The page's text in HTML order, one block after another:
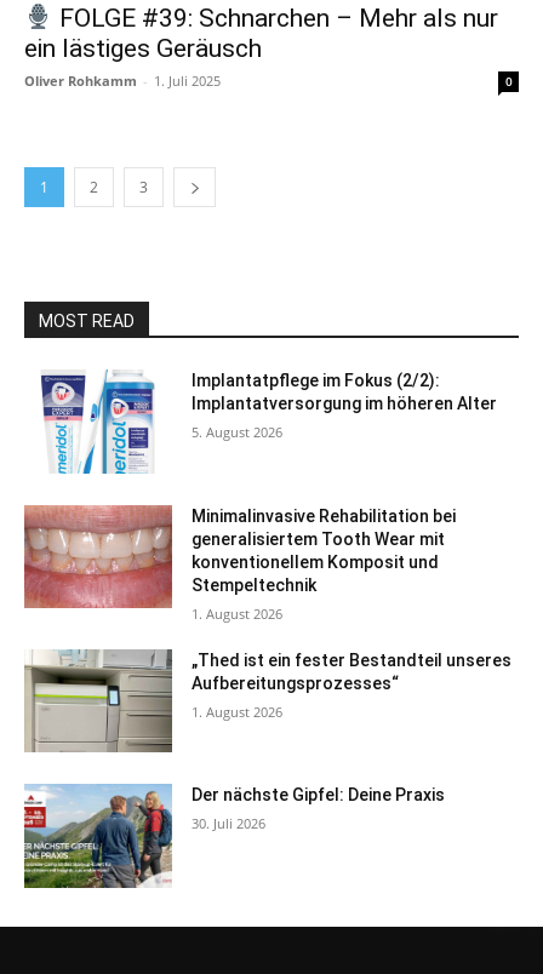
FOLGE #39: Schnarchen – Mehr als nur
ein lästiges Geräusch
Oliver Rohkamm - 1. Juli 2025 0
1 2 3
MOST READ
Implantatpflege im Fokus (2/2):
Implantatversorgung im höheren Alter
5. August 2026
Minimalinvasive Rehabilitation bei
generalisiertem Tooth Wear mit
konventionellem Komposit und
Stempeltechnik
1. August 2026
„Thed ist ein fester Bestandteil unseres
Aufbereitungsprozesses“
1. August 2026
Der nächste Gipfel: Deine Praxis
30. Juli 2026